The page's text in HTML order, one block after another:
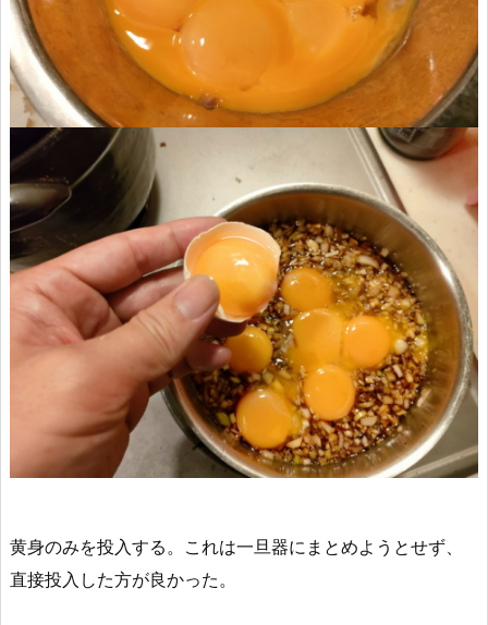
黄身のみを投入する。 これは一旦器にまとめようとせず、
直接投入した方が良かった。